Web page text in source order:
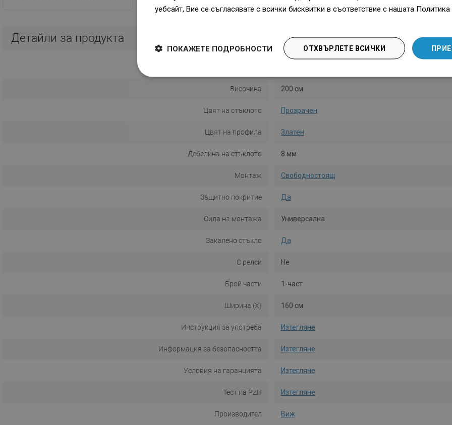
Детайли за продукта
Височина 200 см
Цвят на стъклото Прозрачен
Цвят на профила Златен
Дебелина на стъклото 8 мм
Монтаж Свободностоящ
Защитно покритие Да
Сила на монтажа Универсална
Закалено стъкло Да
С релси Не
Брой части 1-част
Ширина (X) 160 см
Инструкция за употреба Изтегляне
Информация за безопасността Изтегляне
Условия на гаранцията Изтегляне
Тест на PZH Изтегляне
Производител Виж
уебсайт, Вие се съгласявате с всички бисквитки в съответствие с нашата Политика
ОТХВЪРЛЕТЕ ВСИЧКИ
ПОКАЖЕТЕ ПОДРОБНОСТИ